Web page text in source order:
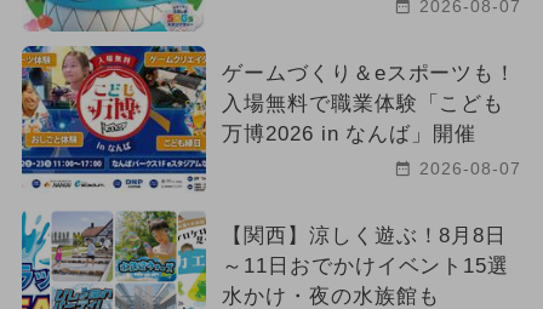
2026-08-07
ゲームづくり＆eスポーツも！
入場無料で職業体験「こども
万博2026 in なんば」開催
2026-08-07
【関西】涼しく遊ぶ！8月8日
～11日おでかけイベント15選
水かけ・夜の水族館も